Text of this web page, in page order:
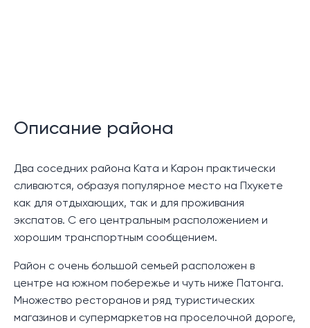
Описание района
Два соседних района Ката и Карон практически
сливаются, образуя популярное место на Пхукете
как для отдыхающих, так и для проживания
экспатов. С его центральным расположением и
хорошим транспортным сообщением.
Район с очень большой семьей расположен в
центре на южном побережье и чуть ниже Патонга.
Множество ресторанов и ряд туристических
магазинов и супермаркетов на проселочной дороге,